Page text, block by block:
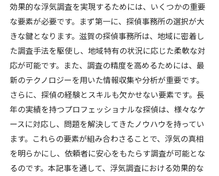
効果的な浮気調査を実現するためには、いくつかの重要
な要素が必要です。まず第一に、探偵事務所の選択が大
きな鍵となります。滋賀の探偵事務所は、地域に密着し
た調査手法を駆使し、地域特有の状況に応じた柔軟な対
応が可能です。また、調査の精度を高めるためには、最
新のテクノロジーを用いた情報収集や分析が重要です。
さらに、探偵の経験とスキルも欠かせない要素です。長
年の実績を持つプロフェッショナルな探偵は、様々なケ
ースに対応し、問題を解決してきたノウハウを持ってい
ます。これらの要素が組み合わさることで、浮気の真相
を明らかにし、依頼者に安心をもたらす調査が可能とな
るのです。本記事を通して、浮気調査における効果的な